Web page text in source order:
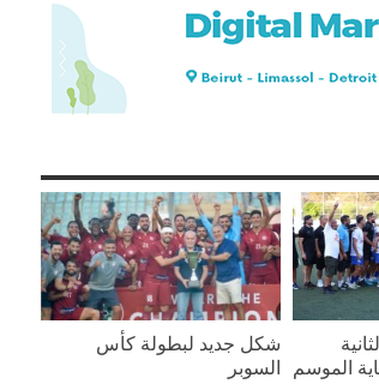
الموسم
شكل جديد لبطولة كأس
السوبر